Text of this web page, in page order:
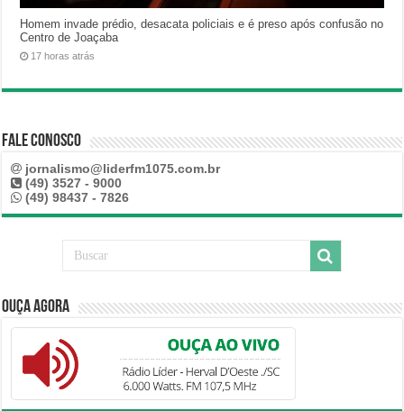
Homem invade prédio, desacata policiais e é preso após confusão no
Centro de Joaçaba
17 horas atrás
Fale Conosco
jornalismo@liderfm1075.com.br
(49) 3527 - 9000
(49) 98437 - 7826
Ouça Agora